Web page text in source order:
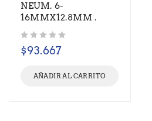
NEUM. 6-
16MMX12.8MM .
$93.667
AÑADIR AL CARRITO